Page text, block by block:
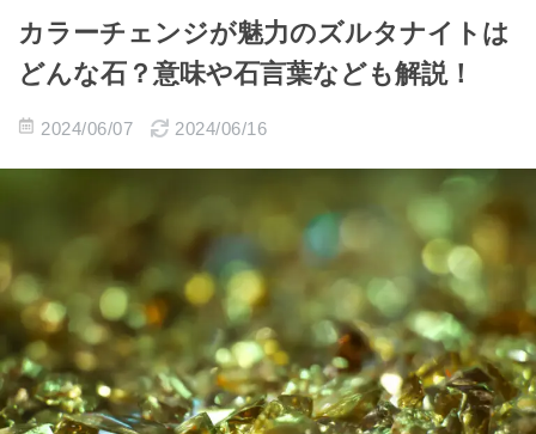
カラーチェンジが魅力のズルタナイトは
どんな石？意味や石言葉なども解説！
2024/06/07 2024/06/16